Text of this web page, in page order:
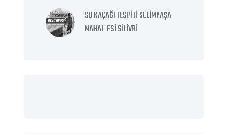
SU KAÇAĞI TESPITI SELIMPAŞA
MAHALLESI SILIVRI